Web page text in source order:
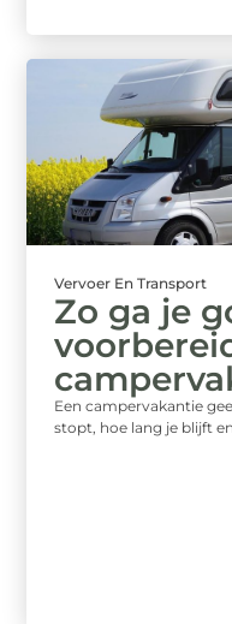
Vervoer En Transport
Zo ga je
Een campervakantie
stopt, hoe lang je blijft